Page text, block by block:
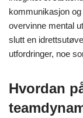
kommunikasjon
overvinne mental
slutt en
utfordringer, noe
Hvordan